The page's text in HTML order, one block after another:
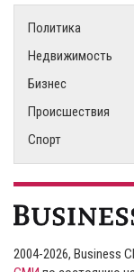
Политика
Недвижимость
Бизнес
Происшествия
Спорт
2004-2026, Business